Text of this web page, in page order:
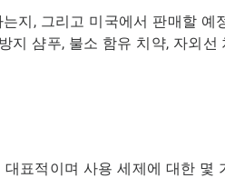
지, 그리고 미국에서 판매할 예
지 샴푸, 불소 함유 치약, 자외선
표적이며 사용 세제에 대한 몇